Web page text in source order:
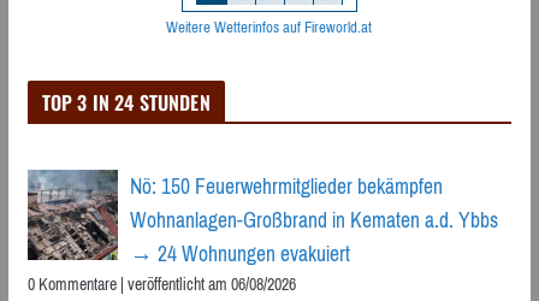
Weitere Wetterinfos auf Fireworld.at
TOP 3 IN 24 STUNDEN
Nö: 150 Feuerwehrmitglieder bekämpfen
Wohnanlagen-Großbrand in Kematen a.d. Ybbs
→ 24 Wohnungen evakuiert
0 Kommentare|veröffentlicht am 06/08/2026